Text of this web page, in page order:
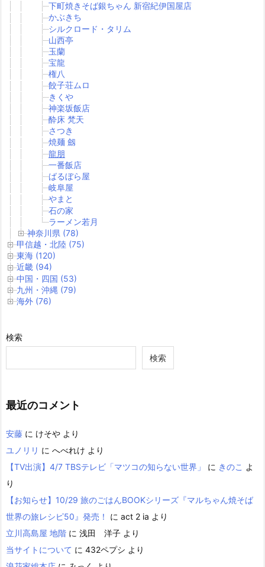
下町焼きそば銀ちゃん 新宿紀伊国屋店
かぶきち
シルクロード・タリム
山西亭
玉蘭
宝龍
権八
餃子荘ムロ
きくや
神楽坂飯店
酔床 梵天
さつき
焼麺 劔
龍朋
一番飯店
ばるぼら屋
岐阜屋
やまと
石の家
ラーメン若月
神奈川県 (78)
甲信越・北陸 (75)
東海 (120)
近畿 (94)
中国・四国 (53)
九州・沖縄 (79)
海外 (76)
検索
検索
最近のコメント
安藤 に けそや より
ユノリリ に へべれけ より
【TV出演】4/7 TBSテレビ「マツコの知らない世界」
に きのこ よ
り
【お知らせ】10/29 旅のごはんBOOKシリーズ『マルちゃん焼そば
世界の旅レシピ50』発売！
に act 2 ia より
立川高島屋 地階 に 浅田 洋子 より
当サイトについて に 432ペプシ より